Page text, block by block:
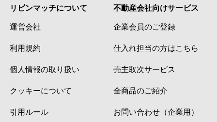
リビンマッチについて
運営会社
利用規約
個人情報の取り扱い
クッキーについて
引用ルール
不動産会社向けサービス
企業会員のご登録
仕入れ担当の方はこちら
売主取次サービス
全商品のご紹介
お問い合わせ（企業用）